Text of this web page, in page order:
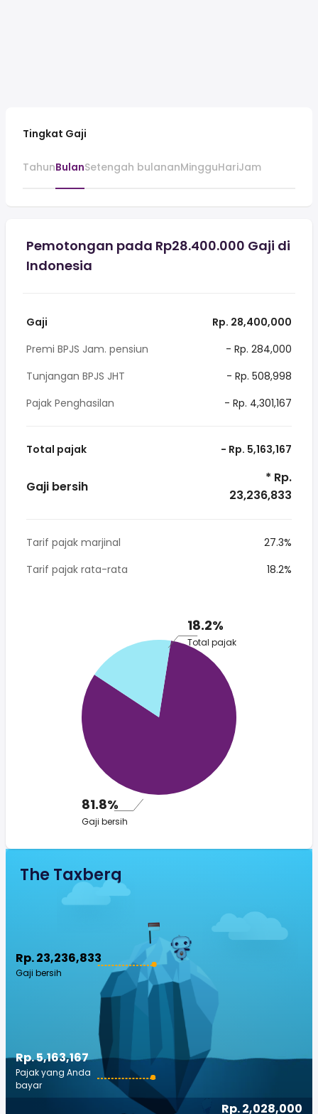
Tingkat Gaji
TahunBulanSetengah bulananMingguHariJam
Pemotongan pada Rp28.400.000 Gaji di
Indonesia
Gaji
Rp. 28,400,000
Premi BPJS Jam. pensiun
- Rp. 284,000
Tunjangan BPJS JHT
- Rp. 508,998
Pajak Penghasilan
- Rp. 4,301,167
Total pajak - Rp. 5,163,167
Gaji bersih
* Rp.
23,236,833
Tarif pajak marjinal
27.3%
Tarif pajak rata-rata
18.2%
18.2%
Total pajak
81.8%
Gaji bersih
The Taxberg
Rp. 23,236,833
Gaji bersih
Rp. 2,028,000
Rp. 5,163,167
Pajak yang Anda
bayar